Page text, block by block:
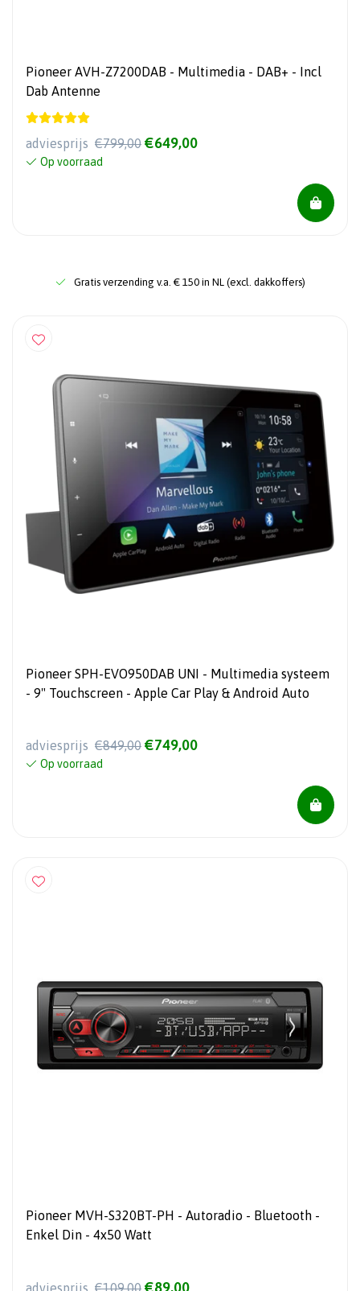
Pioneer AVH-Z7200DAB - Multimedia - DAB+ - Incl
Dab Antenne
adviesprijs €799,00 €649,00
Op voorraad
Gratis verzending v.a. € 150 in NL (excl. dakkoffers)
Pioneer SPH-EVO950DAB UNI - Multimedia systeem
- 9" Touchscreen - Apple Car Play & Android Auto
adviesprijs €849,00 €749,00
Op voorraad
Pioneer MVH-S320BT-PH - Autoradio - Bluetooth -
Enkel Din - 4x50 Watt
adviesprijs €109,00 €89,00